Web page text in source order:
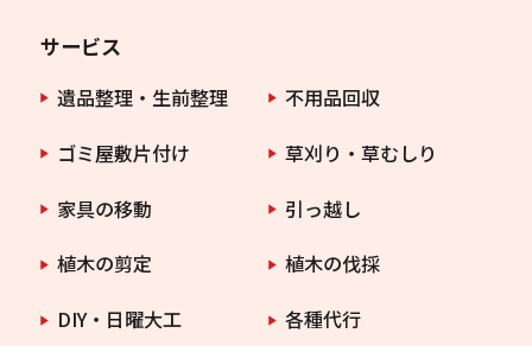
サービス
遺品整理・生前整理
不用品回収
ゴミ屋敷片付け
草刈り・草むしり
家具の移動
引っ越し
植木の剪定
植木の伐採
DIY・日曜大工
各種代行